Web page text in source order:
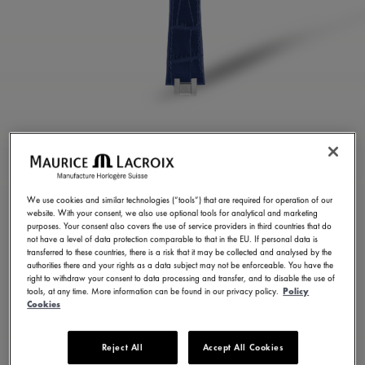
CINTURINO IN PELLE
DI VITELLO BLU
ML823-005057
300,00 € IVA inclusa
TROVA UN NEGOZIO
5 - 6 giorni di consegna
We use cookies and similar technologies (“tools”) that are required for operation of our
website. With your consent, we also use optional tools for analytical and marketing
purposes. Your consent also covers the use of service providers in third countries that do
not have a level of data protection comparable to that in the EU. If personal data is
transferred to these countries, there is a risk that it may be collected and analysed by the
authorities there and your rights as a data subject may not be enforceable. You have the
right to withdraw your consent to data processing and transfer, and to disable the use of
tools, at any time. More information can be found in our privacy policy. Policy
Cookies
Reject All Accept All Cookies